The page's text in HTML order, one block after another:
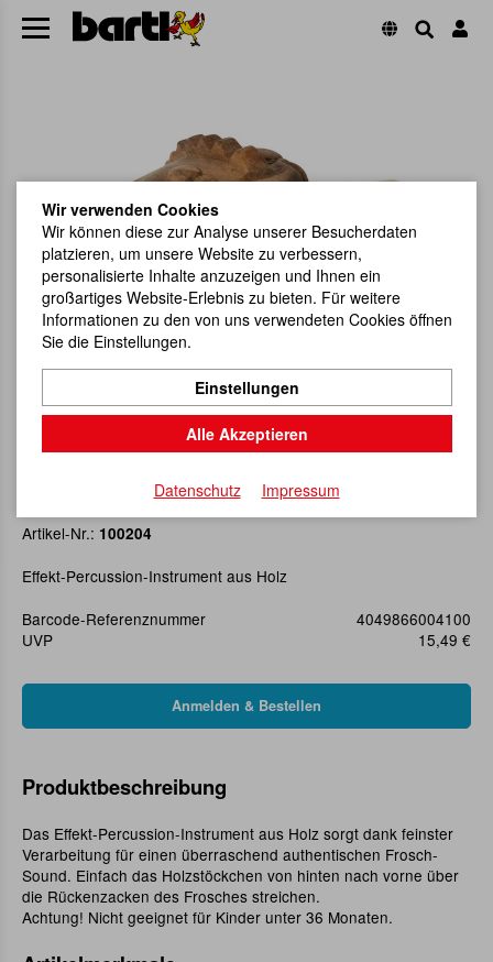
Klangfrosch 9 cm
Artikel-Nr.: 100204
Effekt-Percussion-Instrument aus Holz
Barcode-Referenznummer
4049866004100
UVP
15,49 €
Produktbeschreibung
Das Effekt-Percussion-Instrument aus Holz sorgt dank feinster
Verarbeitung für einen überraschend authentischen Frosch-
Sound. Einfach das Holzstöckchen von hinten nach vorne über
die Rückenzacken des Frosches streichen.
Achtung! Nicht geeignet für Kinder unter 36 Monaten.
Wir verwenden Cookies
Wir können diese zur Analyse unserer Besucherdaten
platzieren, um unsere Website zu verbessern,
personalisierte Inhalte anzuzeigen und Ihnen ein
großartiges Website-Erlebnis zu bieten. Für weitere
Informationen zu den von uns verwendeten Cookies öffnen
Sie die Einstellungen.
Einstellungen
Alle Akzeptieren
Datenschutz Impressum